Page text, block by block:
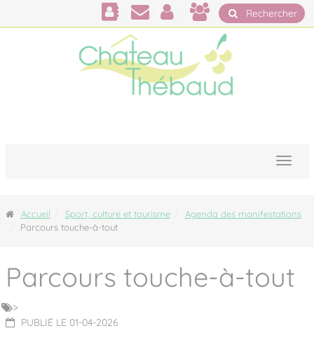
Rechercher
Accueil Sport, culture et tourisme
Agenda des manifestations
Parcours touche-à-tout
Parcours touche-à-tout
>
PUBLIÉ LE 01-04-2026
Panneau de gestion des cookies